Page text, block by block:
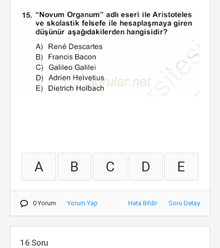
A B C D E
0 Yorum Yorum Yap Hata Bildir Soru Detay
16.Soru